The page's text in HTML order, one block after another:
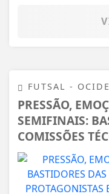
FUTSAL -
PRESSÃO,
SEMIFINAIS:
COMISSÕES